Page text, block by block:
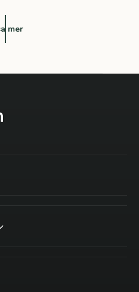
mer